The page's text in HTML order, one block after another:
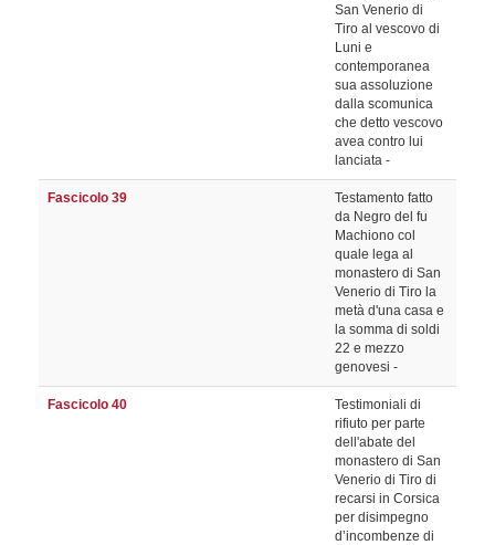
San Venerio di
Tiro al vescovo di
Luni e
contemporanea
sua assoluzione
dalla scomunica
che detto vescovo
avea contro lui
lanciata -
Fascicolo 39
Testamento fatto
da Negro del fu
Machiono col
quale lega al
monastero di San
Venerio di Tiro la
metà d'una casa e
la somma di soldi
22 e mezzo
genovesi -
Fascicolo 40
Testimoniali di
rifiuto per parte
dell'abate del
monastero di San
Venerio di Tiro di
recarsi in Corsica
per disimpegno
d’incombenze di